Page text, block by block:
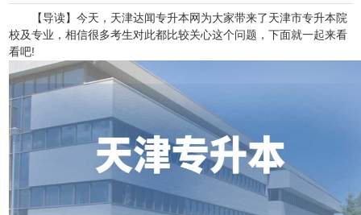
【导读】今天，天津达闻专升本网为大家带来了天津市专升本院
校及专业，相信很多考生对此都比较关心这个问题，下面就一起来看
看吧!